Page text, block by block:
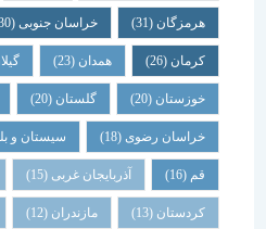
هرمزگان(31) خراسان جنوبی(30)
همدان گیلان
خوزستان(20) گلستان (20)
خراسان رضوی(18) سیستان و
آذربایجان غربی(15) زنجان
کردستان(13) مازندران(12)